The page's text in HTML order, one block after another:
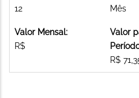
12
Mês
Valor Mensal:
R$
Valor
R$